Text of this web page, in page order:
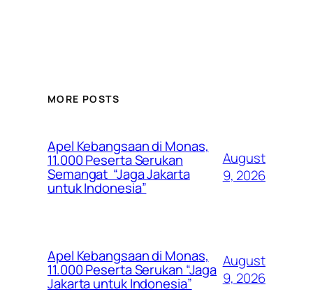
MORE POSTS
Apel Kebangsaan di Monas,
11.000 Peserta Serukan
Semangat “Jaga Jakarta
untuk Indonesia”
August
9, 2026
Apel Kebangsaan di Monas,
11.000 Peserta Serukan “Jaga
Jakarta untuk Indonesia”
August
9, 2026